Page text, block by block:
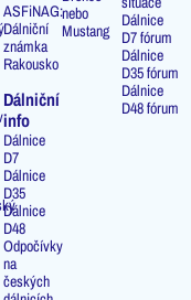
ASFiNAG:
Dálniční
známka
Rakousko
Dálniční
info
Dálnice
D7
Dálnice
D35
Dálnice
D48
Odpočívky
na
českých
nebo
Mustang
Dálnice
D7 fórum
Dálnice
D35 fórum
Dálnice
D48 fórum